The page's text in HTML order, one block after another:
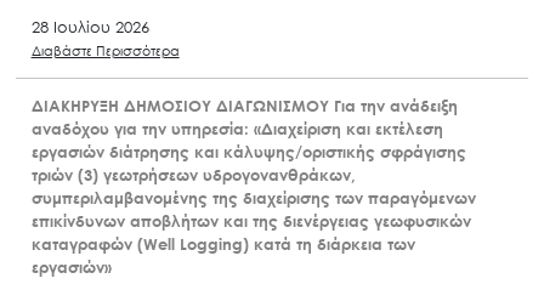
28 Ιουλίου 2026
Διαβάστε Περισσότερα
ΔΙΑΚΗΡΥΞΗ ΔΗΜΟΣΙΟΥ ΔΙΑΓΩΝΙΣΜΟΥ Για την ανάδειξη
αναδόχου για την υπηρεσία: «Διαχείριση και εκτέλεση
εργασιών διάτρησης και κάλυψης/οριστικής σφράγισης
τριών (3) γεωτρήσεων υδρογονανθράκων,
συμπεριλαμβανομένης της διαχείρισης των παραγόμενων
επικίνδυνων αποβλήτων και της διενέργειας γεωφυσικών
καταγραφών (Well Logging) κατά τη διάρκεια των
εργασιών»